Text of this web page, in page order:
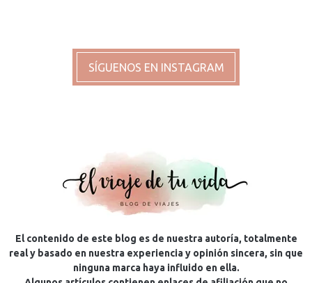
SÍGUENOS EN INSTAGRAM
El contenido de este blog es de nuestra autoría, totalmente
real y basado en nuestra experiencia y opinión sincera, sin que
ninguna marca haya influido en ella.